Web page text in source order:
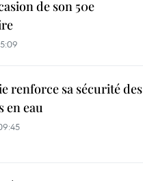
de son 50e
renforce sa sécurité des
en eau